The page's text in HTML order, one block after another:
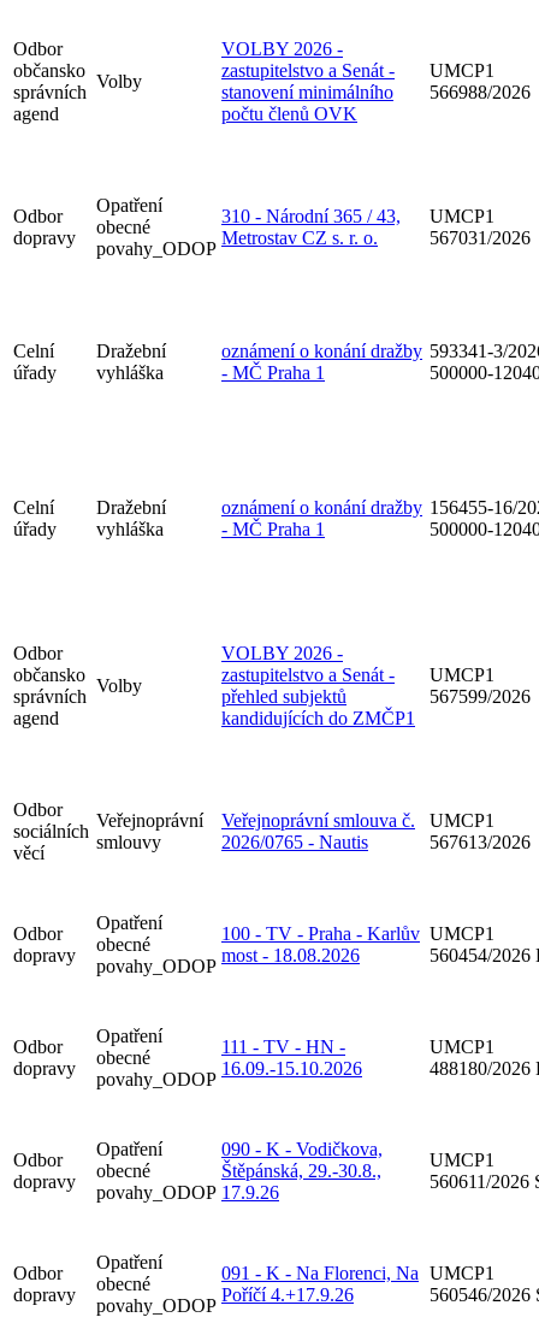
Odbor
občansko
správních
agend
Volby
VOLBY 2026 -
zastupitelstvo a Senát -
stanovení minimálního
počtu členů OVK
UMCP1
566988/2026
Odbor
dopravy
Opatření
obecné
povahy_ODOP
310 - Národní 365 / 43,
Metrostav CZ s. r. o.
UMCP1
567031/2026
Celní
úřady
Dražební
vyhláška
oznámení o konání dražby
- MČ Praha 1
593341-3/
500000-
Celní
úřady
Dražební
vyhláška
oznámení o konání dražby
- MČ Praha 1
156455-16/
500000-
Odbor
občansko
správních
agend
Volby
VOLBY 2026 -
zastupitelstvo a Senát -
přehled subjektů
kandidujících do ZMČP1
UMCP1
567599/2026
Odbor
sociálních
věcí
Veřejnoprávní
smlouvy
Veřejnoprávní smlouva č.
2026/0765 - Nautis
UMCP1
567613/2026
Odbor
dopravy
Opatření
obecné
povahy_ODOP
100 - TV - Praha - Karlův
most - 18.08.2026
UMCP1
560454/2026
Odbor
dopravy
Opatření
obecné
povahy_ODOP
111 - TV - HN -
16.09.-15.10.2026
UMCP1
488180/2026
Odbor
dopravy
Opatření
obecné
povahy_ODOP
090 - K - Vodičkova,
Štěpánská, 29.-30.8.,
17.9.26
UMCP1
560611/2026
Odbor
dopravy
Opatření
obecné
povahy_ODOP
091 - K - Na Florenci, Na
Poříčí 4.+17.9.26
UMCP1
560546/2026